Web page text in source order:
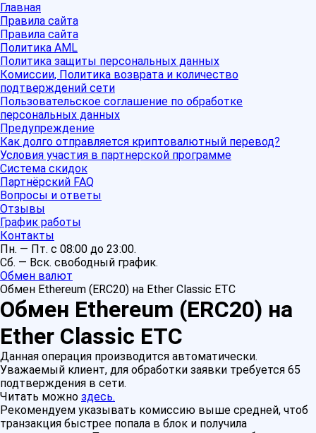
Главная
Правила сайта
Правила сайта
Политика AML
Политика защиты персональных данных
Комиссии, Политика возврата и количество
подтверждений сети
Пользовательское соглашение по обработке
персональных данных
Предупреждение
Как долго отправляется криптовалютный перевод?
Условия участия в партнерской программе
Система скидок
Партнёрский FAQ
Вопросы и ответы
Отзывы
График работы
Контакты
Пн. — Пт. с 08:00 до 23:00.
Сб. — Вск. свободный график.
Обмен валют
Обмен Ethereum (ERC20) на Ether Classic ETC
Обмен Ethereum (ERC20) на
Ether Classic ETC
Данная операция производится автоматически.
Уважаемый клиент, для обработки заявки требуется 65
подтверждения в сети.
Читать можно здесь.
Рекомендуем указывать комиссию выше средней, чтоб
транзакция быстрее попала в блок и получила